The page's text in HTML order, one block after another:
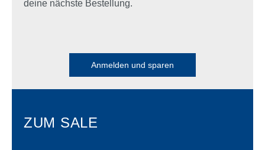
deine nächste Bestellung.
Anmelden und sparen
ZUM SALE